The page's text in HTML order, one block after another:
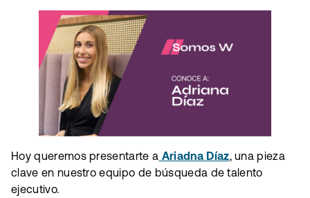
Hoy queremos presentarte a Ariadna Díaz, una pieza
clave en nuestro equipo de búsqueda de talento
ejecutivo.